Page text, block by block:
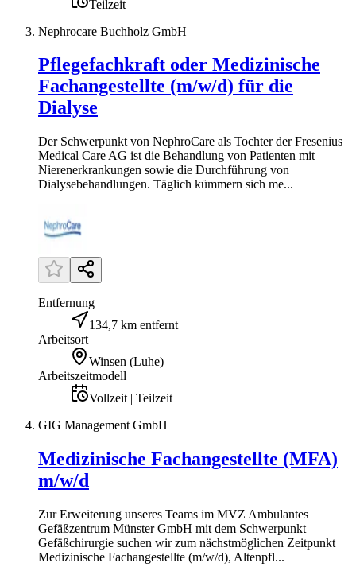
Teilzeit
Nephrocare Buchholz GmbH
Pflegefachkraft oder Medizinische
Fachangestellte (m/w/d) für die
Dialyse
Der Schwerpunkt von NephroCare als Tochter der Fresenius
Medical Care AG ist die Behandlung von Patienten mit
Nierenerkrankungen sowie die Durchführung von
Dialysebehandlungen. Täglich kümmern sich me...
Entfernung
134,7 km entfernt
Arbeitsort
Winsen (Luhe)
Arbeitszeitmodell
Vollzeit | Teilzeit
GIG Management GmbH
Medizinische Fachangestellte (MFA)
m/w/d
Zur Erweiterung unseres Teams im MVZ Ambulantes
Gefäßzentrum Münster GmbH mit dem Schwerpunkt
Gefäßchirurgie suchen wir zum nächstmöglichen Zeitpunkt
Medizinische Fachangestellte (m/w/d), Altenpfl...